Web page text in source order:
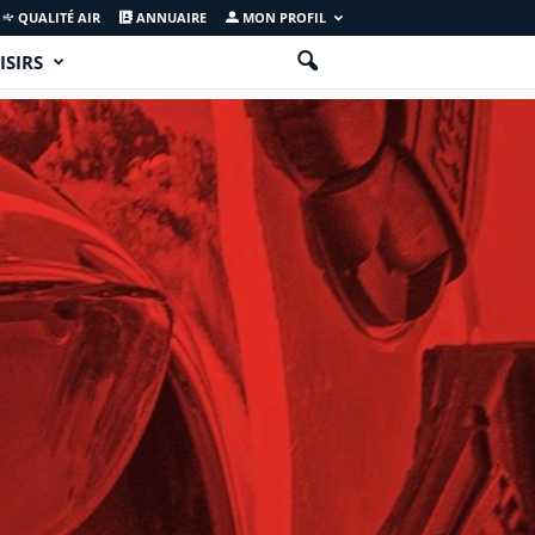
QUALITÉ AIR ANNUAIRE MON PROFIL